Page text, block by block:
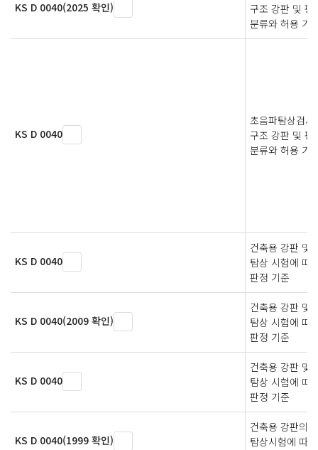
KS D 0040(2025 확인)
구조 강판 및 평
분류와 허용 기
KS D 0040
초음파탐상검
구조 강판 및 평
분류와 허용 기
KS D 0040
건축용 강판 및
탐상 시험에 따
판정 기준
KS D 0040(2009 확인)
건축용 강판 및
탐상 시험에 따
판정 기준
KS D 0040
건축용 강판 및
탐상 시험에 따
판정 기준
KS D 0040(1999 확인)
건축용 강판의
탐상시험에 따